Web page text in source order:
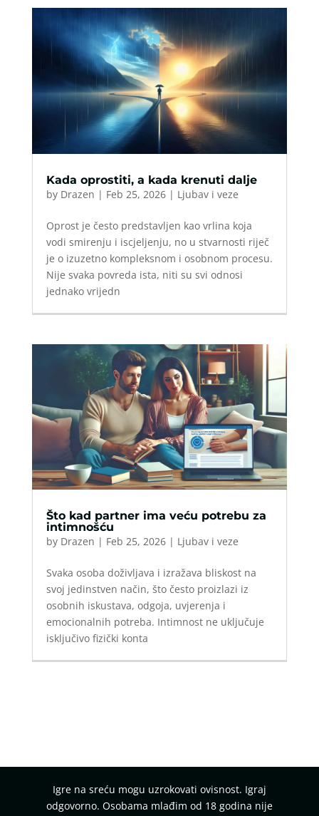
Kada oprostiti, a kada krenuti dalje
by Drazen | Feb 25, 2026| Ljubav i veze
Oprost je često predstavljen kao vrlina koja
vodi smirenju i iscjeljenju, no u stvarnosti riječ
je o izuzetno kompleksnom i osobnom procesu.
Nije svaka povreda ista, niti su svi odnosi
jednako vrijedn
Što kad partner ima veću potrebu za
intimnošću
by Drazen | Feb 25, 2026| Ljubav i veze
Svaka osoba doživljava i izražava bliskost na
svoj jedinstven način, što često proizlazi iz
osobnih iskustava, odgoja, uvjerenja i
emocionalnih potreba. Intimnost ne uključuje
isključivo fizički konta
Igre na sreću mogu uzrokovati ovisnost. Igraj
odgovorno. Osobama mlađim od 18 godina nije